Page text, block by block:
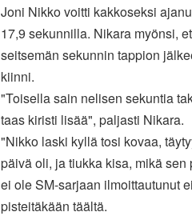
Joni Nikko voitti kakkoseksi
17,9 sekunnilla. Nikara myönsi,
seitsemän sekunnin tappion
kiinni.
"Toisella sain nelisen sekuntia
taas kiristi lisää", paljasti Nikara.
"Nikko laski kyllä tosi kovaa,
päivä oli, ja tiukka kisa, mikä
ei ole SM-sarjaan ilmoittautunut
pisteitäkään täältä.